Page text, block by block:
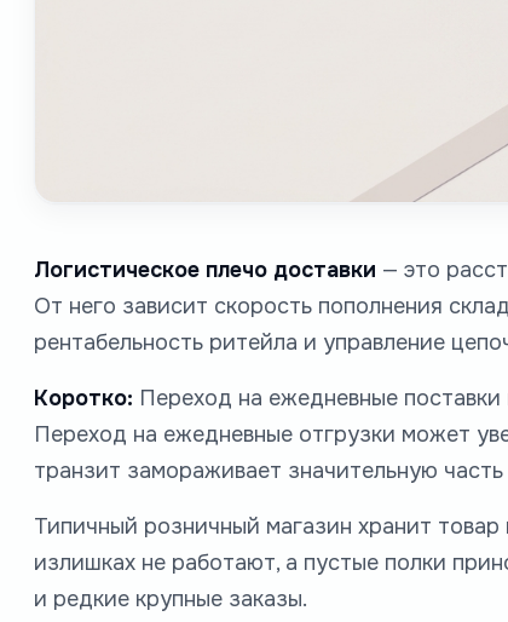
Логистическое плечо доставки — это
От него зависит скорость пополнения
рентабельность ритейла и управление
Коротко: Переход на ежедневные
Переход на ежедневные отгрузки может
транзит замораживает значительную
Типичный розничный магазин хранит
излишках не работают, а пустые полки
и редкие крупные заказы.